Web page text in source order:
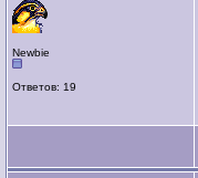
Newbie
Ответов: 19